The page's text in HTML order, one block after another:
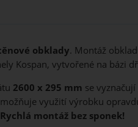
obklady. Montáž
Kospan, vytvořené na bázi
2600 x 295 mm se
využití výrobku
Rychlá montáž bez sponek!